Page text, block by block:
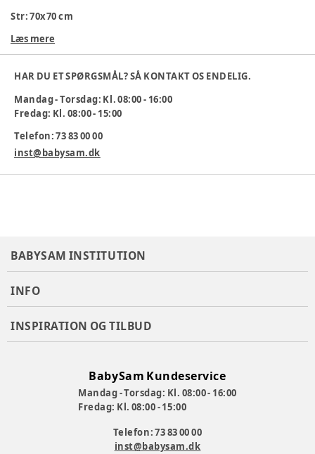
Str: 70x70 cm
Kan vaskes ved 95 grader
Læs mere
HAR DU ET SPØRGSMÅL? SÅ KONTAKT OS ENDELIG.
Mandag - Torsdag: Kl. 08:00 - 16:00
Fredag: Kl. 08:00 - 15:00
Telefon: 73 83 00 00
inst@babysam.dk
BABYSAM INSTITUTION
INFO
INSPIRATION OG TILBUD
BabySam Kundeservice
Mandag - Torsdag: Kl. 08:00 - 16:00
Fredag: Kl. 08:00 - 15:00
Telefon: 73 83 00 00
inst@babysam.dk